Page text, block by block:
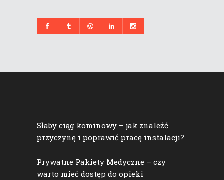
Słaby ciąg kominowy – jak znaleźć
przyczynę i poprawić pracę instalacji?
Prywatne Pakiety Medyczne – czy
warto mieć dostęp do opieki